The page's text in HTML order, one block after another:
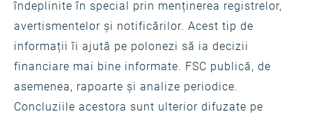
îndeplinite în special prin menținerea registrelor,
avertismentelor și notificărilor. Acest tip de
informații îi ajută pe polonezi să ia decizii
financiare mai bine informate. FSC publică, de
asemenea, rapoarte și analize periodice.
Concluziile acestora sunt ulterior difuzate pe